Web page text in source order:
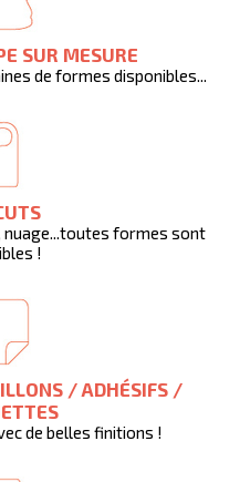
SUR MESURE
de formes disponibles...
nuage...toutes formes sont
!
/ ADHÉSIFS /
de belles finitions !